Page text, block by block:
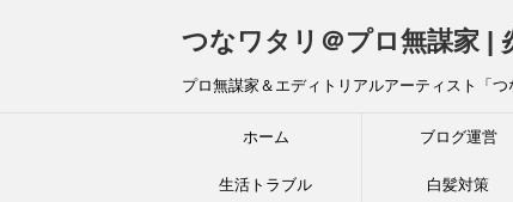
つなワタリ＠プロ無謀家 |
プロ無謀家＆エディトリアルアーティスト「
ホーム ブログ運営
生活トラブル 白髪対策